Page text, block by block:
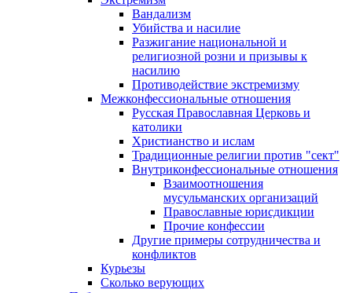
Вандализм
Убийства и насилие
Разжигание национальной и
религиозной розни и призывы к
насилию
Противодействие экстремизму
Межконфессиональные отношения
Русская Православная Церковь и
католики
Христианство и ислам
Традиционные религии против "сект"
Внутриконфессиональные отношения
Взаимоотношения
мусульманских организаций
Православные юрисдикции
Прочие конфессии
Другие примеры сотрудничества и
конфликтов
Курьезы
Сколько верующих